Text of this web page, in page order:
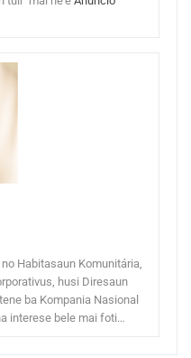
Habitasaun Komunitária,
husi Diresaun
ba Kompania Nasional
interese bele mai foti…